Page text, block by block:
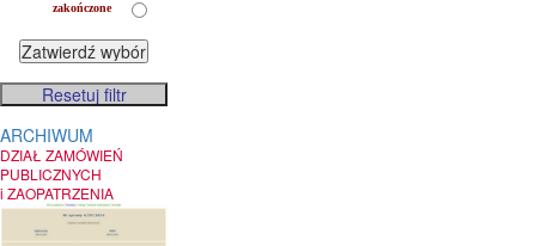
zakończone
ARCHIWUM
DZIAŁ ZAMÓWIEŃ
PUBLICZNYCH
i ZAOPATRZENIA